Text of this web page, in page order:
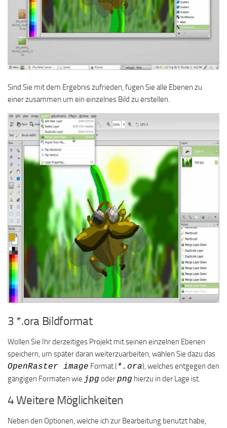
Sind Sie mit dem Ergebnis zufrieden, fügen Sie alle Ebenen zu
einer zusammen um ein einzelnes Bild zu erstellen.
3 *.ora Bildformat
Wollen Sie Ihr derzeitiges Projekt mit seinen einzelnen Ebenen
speichern, um später daran weiterzuarbeiten, wählen Sie dazu das
OpenRaster image Format ( *.ora), welches entgegen den
gängigen Formaten wie jpg oderpng hierzu in der Lage ist.
4 Weitere Möglichkeiten
Neben den Optionen, welche ich zur Bearbeitung benutzt habe,